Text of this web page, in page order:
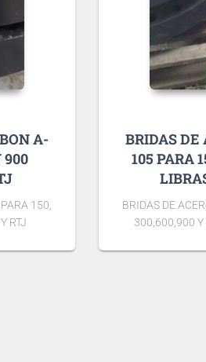
A-
900
150,
RTJ
BRIDAS DE
105 PARA
BRIDAS DE
300,600,900 Y